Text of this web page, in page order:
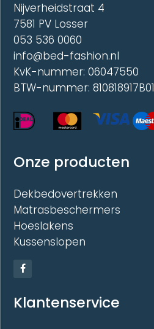
Nijverheidstraat 4
7581 PV Losser
053 536 0060
info@bed-fashion.nl
KvK-nummer: 06047550
BTW-nummer: 810818917B01
Onze producten
Dekbedovertrekken
Matrasbeschermers
Hoeslakens
Kussenslopen
Klantenservice